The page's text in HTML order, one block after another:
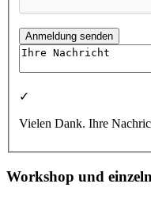
Anmeldung senden
✓
Vielen Dank. Ihre
Workshop und